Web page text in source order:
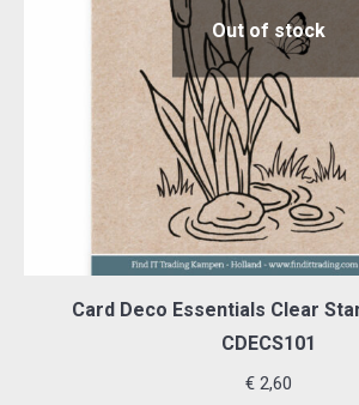
Out of stock
Card Deco Essentials Clear
CDECS101
€2,60